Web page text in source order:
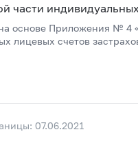
части
основе Приложения № 4
лицевых счетов
07.06.2021